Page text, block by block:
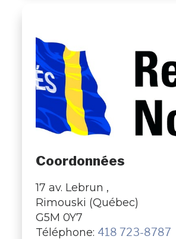
Coordonnées
17 av. Lebrun ,
Rimouski (Québec)
G5M 0Y7
Téléphone: 418 723-8787